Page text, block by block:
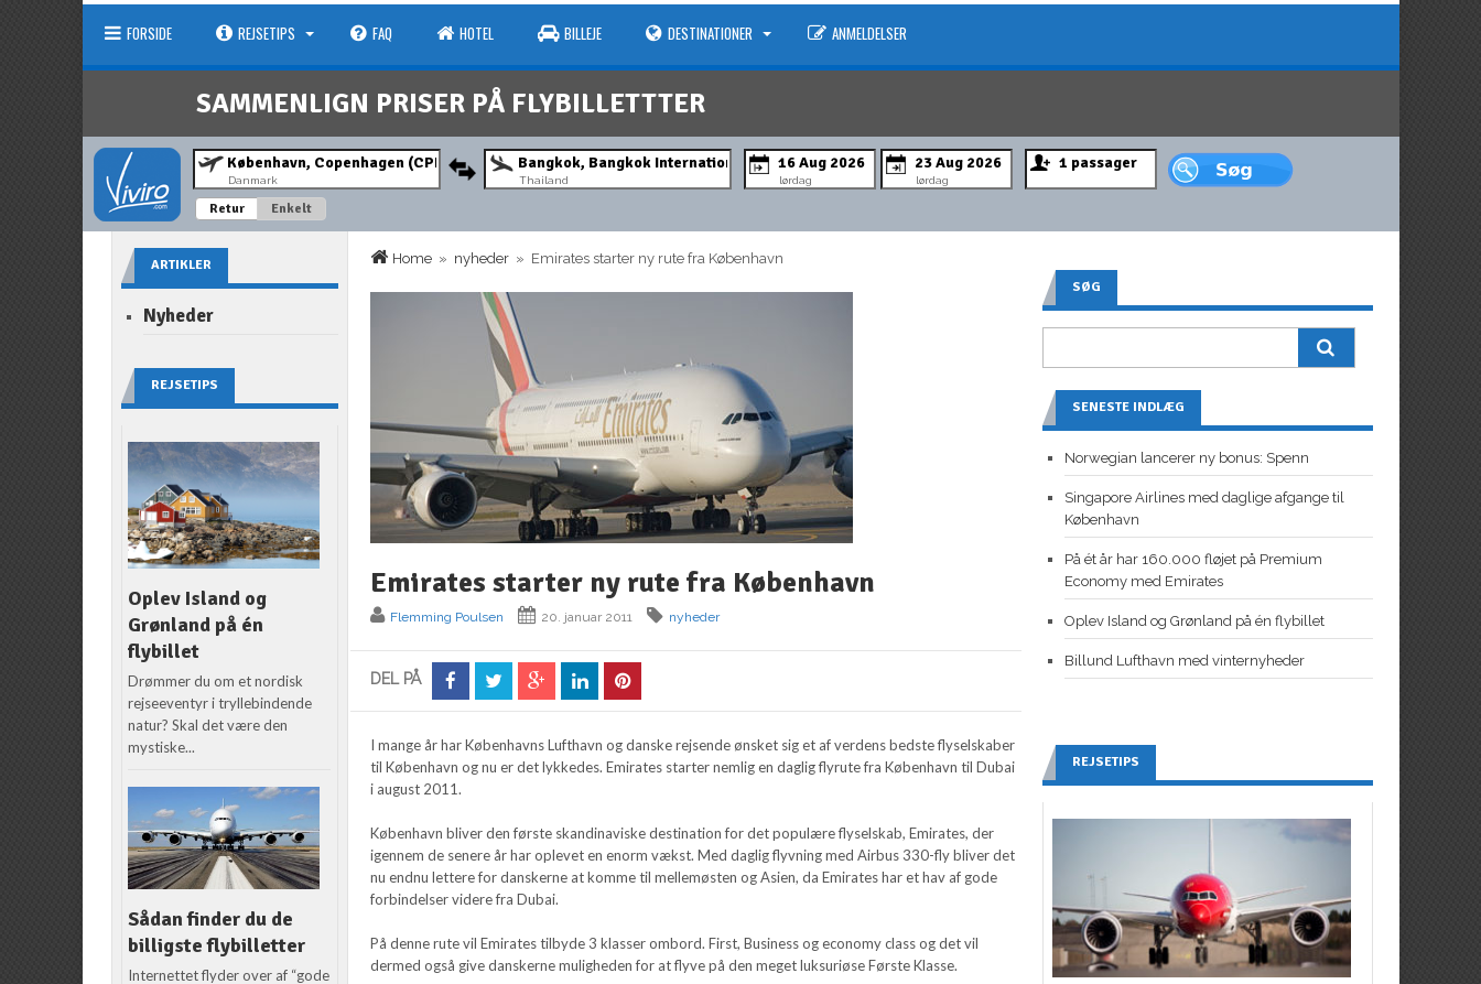
FORSIDE REJSETIPS FAQ HOTEL BILLEJE DESTINATIONER ANMELDELSER
SAMMENLIGN PRISER PÅ FLYBILLETTTER
Danmark Thailand lørdag lørdag
Retur Enkelt
Home » nyheder » Emirates starter ny rute fra København
Emirates starter ny rute fra København
Flemming Poulsen 20. januar 2011 nyheder
DEL PÅ
I mange år har Københavns Lufthavn og danske rejsende ønsket sig et af verdens bedste flyselskaber
til København og nu er det lykkedes. Emirates starter nemlig en daglig flyrute fra København til Dubai
i august 2011.
København bliver den første skandinaviske destination for det populære flyselskab, Emirates, der
igennem de senere år har oplevet en enorm vækst. Med daglig flyvning med Airbus 330-fly bliver det
nu endnu lettere for danskerne at komme til mellemøsten og Asien, da Emirates har et hav af gode
forbindelser videre fra Dubai.
På denne rute vil Emirates tilbyde 3 klasser ombord. First, Business og economy class og det vil
dermed også give danskerne muligheden for at flyve på den meget luksuriøse Første Klasse.
ARTIKLER
Nyheder
REJSETIPS
Oplev Island og
Grønland på én
flybillet
Drømmer du om et nordisk
rejseeventyr i tryllebindende
natur? Skal det være den
mystiske...
Sådan finder du de
billigste flybilletter
Internettet flyder over af “gode
SØG
SENESTE INDLÆG
Norwegian lancerer ny bonus: Spenn
Singapore Airlines med daglige afgange til
København
På ét år har 160.000 fløjet på Premium
Economy med Emirates
Oplev Island og Grønland på én flybillet
Billund Lufthavn med vinternyheder
REJSETIPS